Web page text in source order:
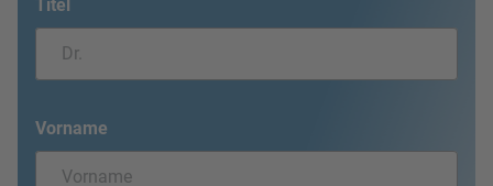
Titel
Vorname